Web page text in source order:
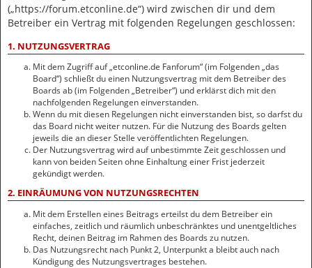
(„https://forum.etconline.de“) wird zwischen dir und dem
Betreiber ein Vertrag mit folgenden Regelungen geschlossen:
1. NUTZUNGSVERTRAG
Mit dem Zugriff auf „etconline.de Fanforum“ (im Folgenden „das
Board“) schließt du einen Nutzungsvertrag mit dem Betreiber des
Boards ab (im Folgenden „Betreiber“) und erklärst dich mit den
nachfolgenden Regelungen einverstanden.
Wenn du mit diesen Regelungen nicht einverstanden bist, so darfst du
das Board nicht weiter nutzen. Für die Nutzung des Boards gelten
jeweils die an dieser Stelle veröffentlichten Regelungen.
Der Nutzungsvertrag wird auf unbestimmte Zeit geschlossen und
kann von beiden Seiten ohne Einhaltung einer Frist jederzeit
gekündigt werden.
2. EINRÄUMUNG VON NUTZUNGSRECHTEN
Mit dem Erstellen eines Beitrags erteilst du dem Betreiber ein
einfaches, zeitlich und räumlich unbeschränktes und unentgeltliches
Recht, deinen Beitrag im Rahmen des Boards zu nutzen.
Das Nutzungsrecht nach Punkt 2, Unterpunkt a bleibt auch nach
Kündigung des Nutzungsvertrages bestehen.